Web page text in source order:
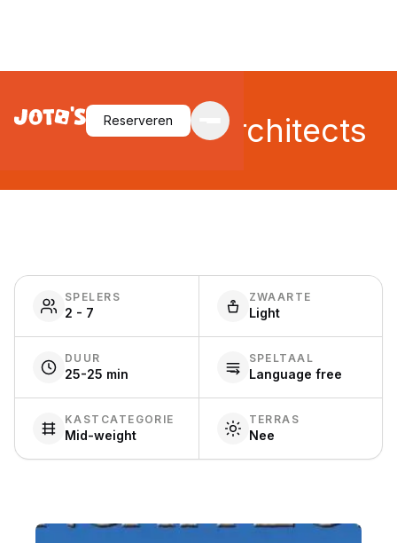
Reserveren
7 Wonders: Architects
SPELERS
2 - 7
ZWAARTE
Light
DUUR
25-25 min
SPELTAAL
Language free
KASTCATEGORIE
Mid-weight
TERRAS
Nee